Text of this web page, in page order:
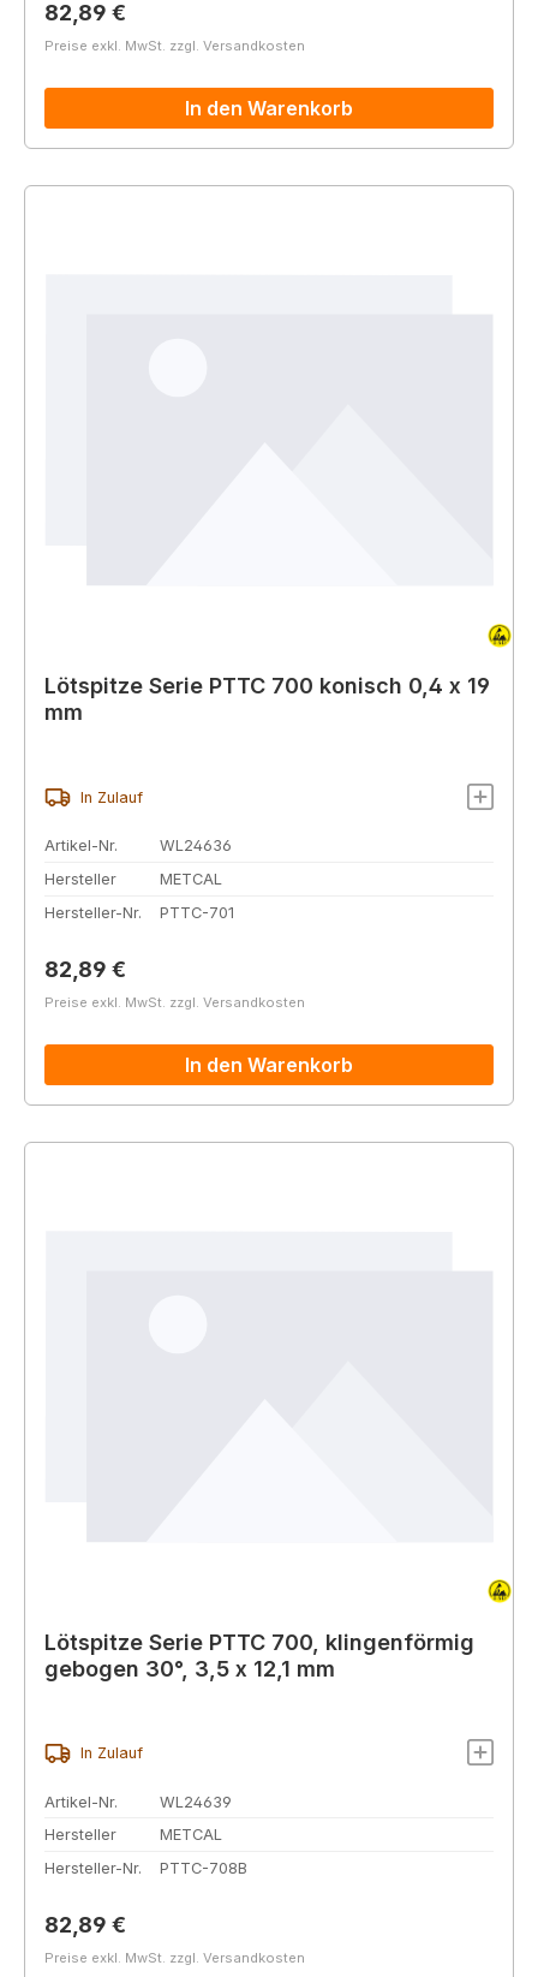
Regulärer Preis:
82,89 €
Preise exkl. MwSt. zzgl. Versandkosten
In den Warenkorb
Lötspitze Serie PTTC 700 konisch 0,4 x 19
mm
In Zulauf
Artikel-Nr.
WL24636
Hersteller
METCAL
Hersteller-Nr.
PTTC-701
Regulärer Preis:
82,89 €
Preise exkl. MwSt. zzgl. Versandkosten
In den Warenkorb
Lötspitze Serie PTTC 700, klingenförmig
gebogen 30°, 3,5 x 12,1 mm
In Zulauf
Artikel-Nr.
WL24639
Hersteller
METCAL
Hersteller-Nr.
PTTC-708B
Regulärer Preis:
82,89 €
Preise exkl. MwSt. zzgl. Versandkosten